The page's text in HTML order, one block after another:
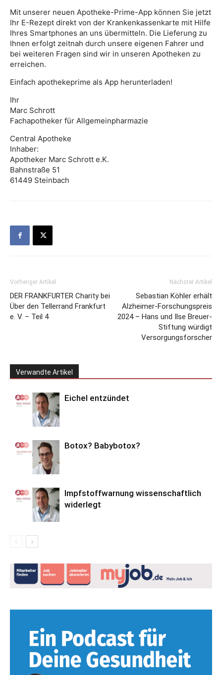
Mit unserer neuen Apotheke-Prime-App können Sie jetzt
Ihr E-Rezept direkt von der Krankenkassenkarte mit Hilfe
Ihres Smartphones an uns übermitteln. Die Lieferung zu
Ihnen erfolgt zeitnah durch unsere eigenen Fahrer und
bei weiteren Fragen sind wir in unseren Apotheken zu
erreichen.
Einfach apothekeprime als App herunterladen!
Ihr
Marc Schrott
Fachapotheker für Allgemeinpharmazie
Central Apotheke
Inhaber:
Apotheker Marc Schrott e.K.
Bahnstraße 51
61449 Steinbach
Vorheriger Artikel
DER FRANKFURTER Charity bei
Über den Tellerrand Frankfurt
e. V. – Teil 4
Nächster Artikel
Sebastian Köhler erhält
Alzheimer-Forschungspreis
2024 – Hans und Ilse Breuer-
Stiftung würdigt
Versorgungsforscher
Verwandte Artikel
Eichel entzündet
Botox? Babybotox?
Impfstoffwarnung wissenschaftlich
widerlegt